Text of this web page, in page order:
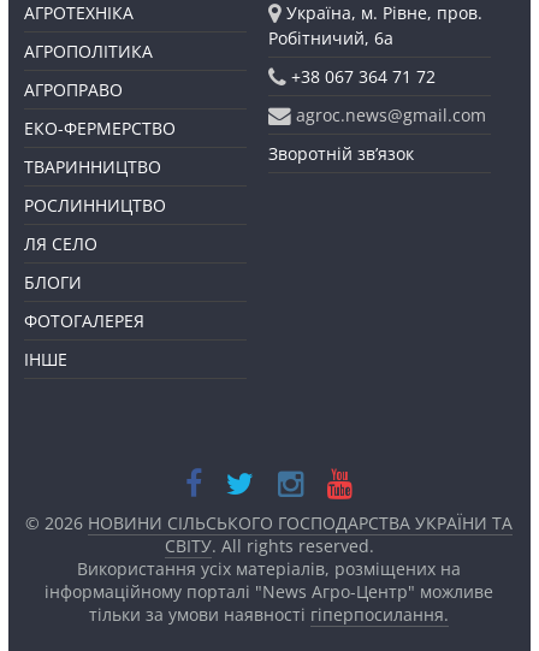
АГРОТЕХНІКА
АГРОПОЛІТИКА
АГРОПРАВО
ЕКО-ФЕРМЕРСТВО
ТВАРИННИЦТВО
РОСЛИННИЦТВО
ЛЯ СЕЛО
БЛОГИ
ФОТОГАЛЕРЕЯ
ІНШЕ
Україна, м. Рівне, пров.
Робітничий, 6а
+38 067 364 71 72
agroc.news@gmail.com
Зворотній зв’язок
© 2026 НОВИНИ СІЛЬСЬКОГО ГОСПОДАРСТВА УКРАЇНИ ТА
СВІТУ. All rights reserved.
Використання усіх матеріалів, розміщених на
інформаційному порталі "News Агро-Центр" можливе
тільки за умови наявності гіперпосилання.